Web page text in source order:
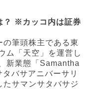
？ ※カッコ内は証券
筆頭株主である東
ム「天空」を運営し
新業態「Samantha
バサアニバーサリ
サマンサタバサジ